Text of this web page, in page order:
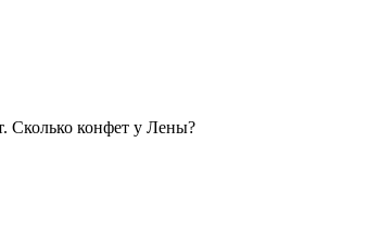
Сколько конфет у Лены?